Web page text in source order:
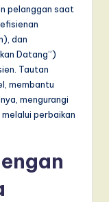
pelanggan saat
dan
Datang”)
Tautan
membantu
mengurangi
perbaikan